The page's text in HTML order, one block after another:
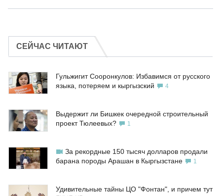
СЕЙЧАС ЧИТАЮТ
Гульжигит Сооронкулов: Избавимся от русского
языка, потеряем и кыргызский
4
Выдержит ли Бишкек очередной строительный
проект Тюлеевых?
1
За рекордные 150 тысяч долларов продали
барана породы Арашан в Кыргызстане
1
Удивительные тайны ЦО "Фонтан", и причем тут